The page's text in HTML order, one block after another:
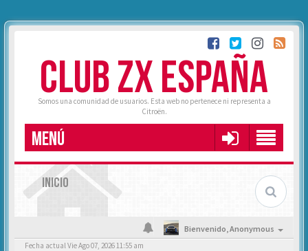
CLUB ZX ESPAÑA
Somos una comunidad de usuarios. Esta web no pertenece ni representa a
Citroën.
MENÚ
INICIO
Bienvenido,Anonymous
Fecha actual Vie Ago 07, 2026 11:55 am